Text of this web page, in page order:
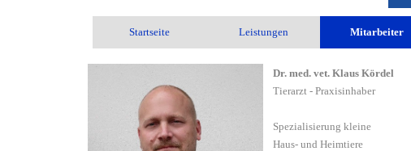
Startseite Leistungen Mitarbeiter
Dr. med. vet. Klaus Kördel
Tierarzt - Praxisinhaber
Spezialisierung kleine
Haus- und Heimtiere